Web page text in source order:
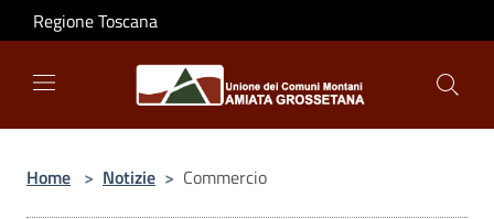
Salta al contenuto principale
Regione Toscana
Home > Notizie > Commercio